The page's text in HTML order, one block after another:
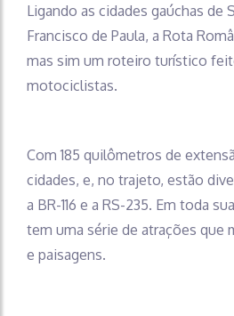
Ligando as cidades gaúchas de
Francisco de Paula, a Rota
mas sim um roteiro turístico
motociclistas.
Com 185 quilômetros de
cidades, e, no trajeto, estão
a BR-116 e a RS-235. Em toda
tem uma série de atrações que
e paisagens.